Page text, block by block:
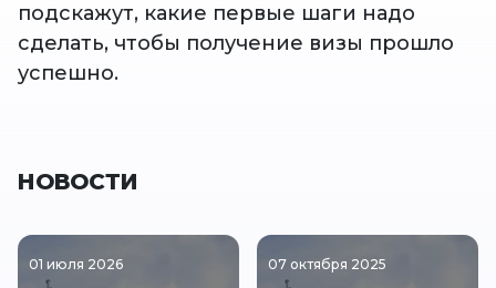
подскажут, какие первые шаги надо
сделать, чтобы получение визы прошло
успешно.
НОВОСТИ
01 июля 2026 07 октября 2025